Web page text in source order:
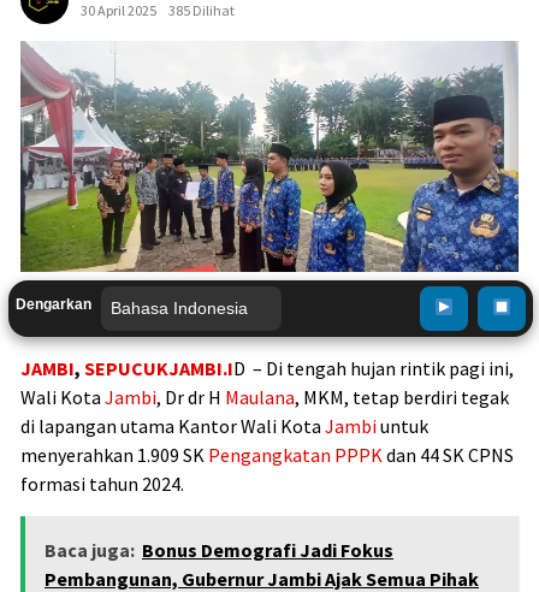
30 April 2025
385 Dilihat
Dengarkan
JAMBI, SEPUCUKJAMBI.ID – Di tengah hujan rintik pagi ini,
Wali Kota Jambi, Dr dr H Maulana, MKM, tetap berdiri tegak
di lapangan utama Kantor Wali Kota Jambiuntuk
menyerahkan 1.909 SK Pengangkatan PPPK dan 44 SK CPNS
formasi tahun 2024.
Baca juga: Bonus Demografi Jadi Fokus
Pembangunan, Gubernur Jambi Ajak Semua Pihak